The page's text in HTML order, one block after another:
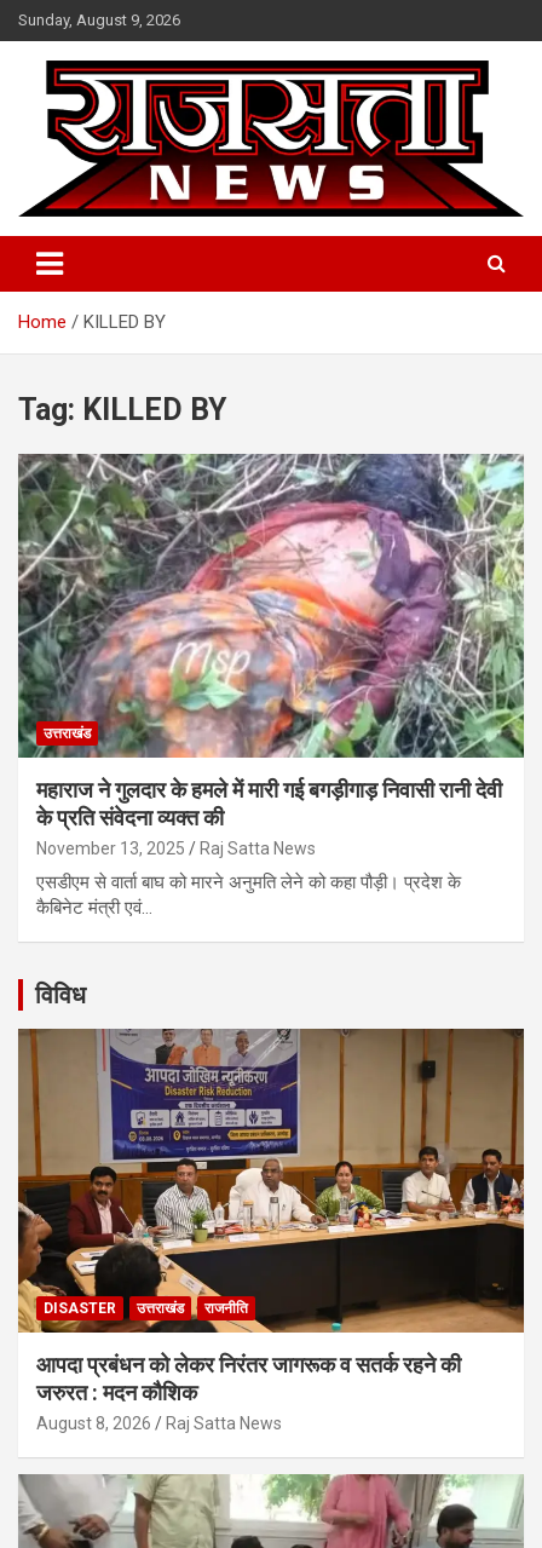
Skip
to
content
Sunday, August 9, 2026
Raj Satta News
Home KILLED BY
Tag: KILLED BY
उत्तराखंड
महाराज ने गुलदार के हमले में मारी गई बगड़ीगाड़ निवासी रानी देवी
के प्रति संवेदना व्यक्त की
November 13, 2025 Raj Satta News
एसडीएम से वार्ता बाघ को मारने अनुमति लेने को कहा पौड़ी। प्रदेश के
कैबिनेट मंत्री एवं…
विविध
DISASTER उत्तराखंड राजनीति
आपदा प्रबंधन को लेकर निरंतर जागरूक व सतर्क रहने की
जरुरत : मदन कौशिक
August 8, 2026 Raj Satta News